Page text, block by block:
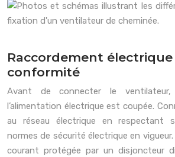
Raccordement
conformité
Avant de connecter le ventilateur,
l’alimentation électrique est coupée.
au réseau électrique en respectant
normes de sécurité électrique en
courant protégée par un disjoncteur